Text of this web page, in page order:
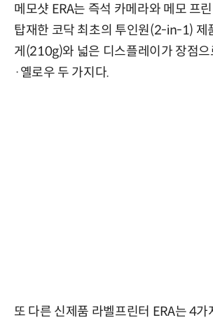
메모샷 ERA는 즉석 카메라와 메모 프
탑재한 코닥 최초의 투인원(2-in-1) 제
게(210g)와 넓은 디스플레이가 장점
·옐로우 두 가지다.
또 다른 신제품 라벨프린터 ERA는 4가